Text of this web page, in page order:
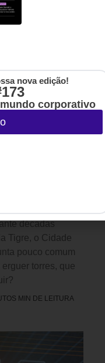
décadas
Tigre, o Cidade
pouco comum
torres, que
MIN DE LEITURA
nova edição!
corporativo